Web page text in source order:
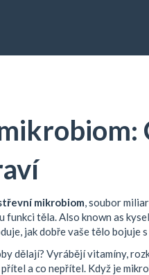
mikrobiom,soubor
funkci těla. Also known as
jak dobře vaše tělo bojuje
dělají? Vyrábějí vitamíny,
a co nepřítel. Když je